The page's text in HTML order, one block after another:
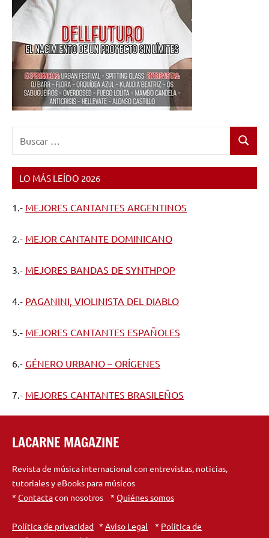
Orkesta
Porter,
Rufus
T
Firefly,
Siddhartha,
Horrors,
Triángulo
de
Bizarro,
López,
Zuco
Buscar
LO MÁS LEÍDO 2026
1.- MEJORES CANTANTES ARGENTINOS
2.- MEJOR CANTANTE DOMINICANO
3.- MEJORES BANDAS DE SYNTHPOP
4.- PAGANINI, VIOLINISTA DEL DIABLO
5.- MEJORES CANTANTES ESPAÑOLES
6.- GÉNERO URBANO – ORÍGENES
7.- MEJORES CANTANTES BRASILEÑOS
LACARNE MAGAZINE
Revista de música internacional con entrevistas, noticias,
tutoriales y eBooks para músicos
* Contactacon nosotros * Quiénes somos
Política de privacidad * Aviso Legal * Política de